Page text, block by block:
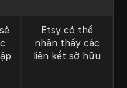
Etsy có thể
nhận thấy các
liên kết sở hữu